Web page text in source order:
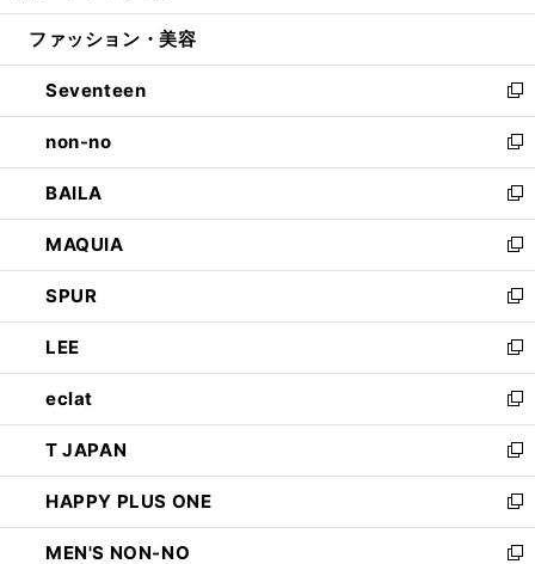
開
ウ
開
く
ン
ウ
で
開
く
ウ
ン
ド
ウ
で
開
く
ファッション・美容
Seventeen
新
し
い
ウ
ィ
ン
ド
ウ
で
開
く
non-no
新
し
い
ウ
ィ
ン
ド
ウ
で
開
く
BAILA
新
し
い
ウ
ィ
ン
ド
ウ
で
開
く
MAQUIA
新
し
い
ウ
ィ
ン
ド
ウ
で
開
く
SPUR
新
し
い
ウ
ィ
ン
ド
ウ
で
開
く
LEE
新
し
い
ウ
ィ
ン
ド
ウ
で
eclat
新
し
い
ウ
ィ
ン
ド
T JAPAN
新
し
い
ウ
ィ
HAPPY PLUS ONE
新
し
い
MEN'S NON-NO
新